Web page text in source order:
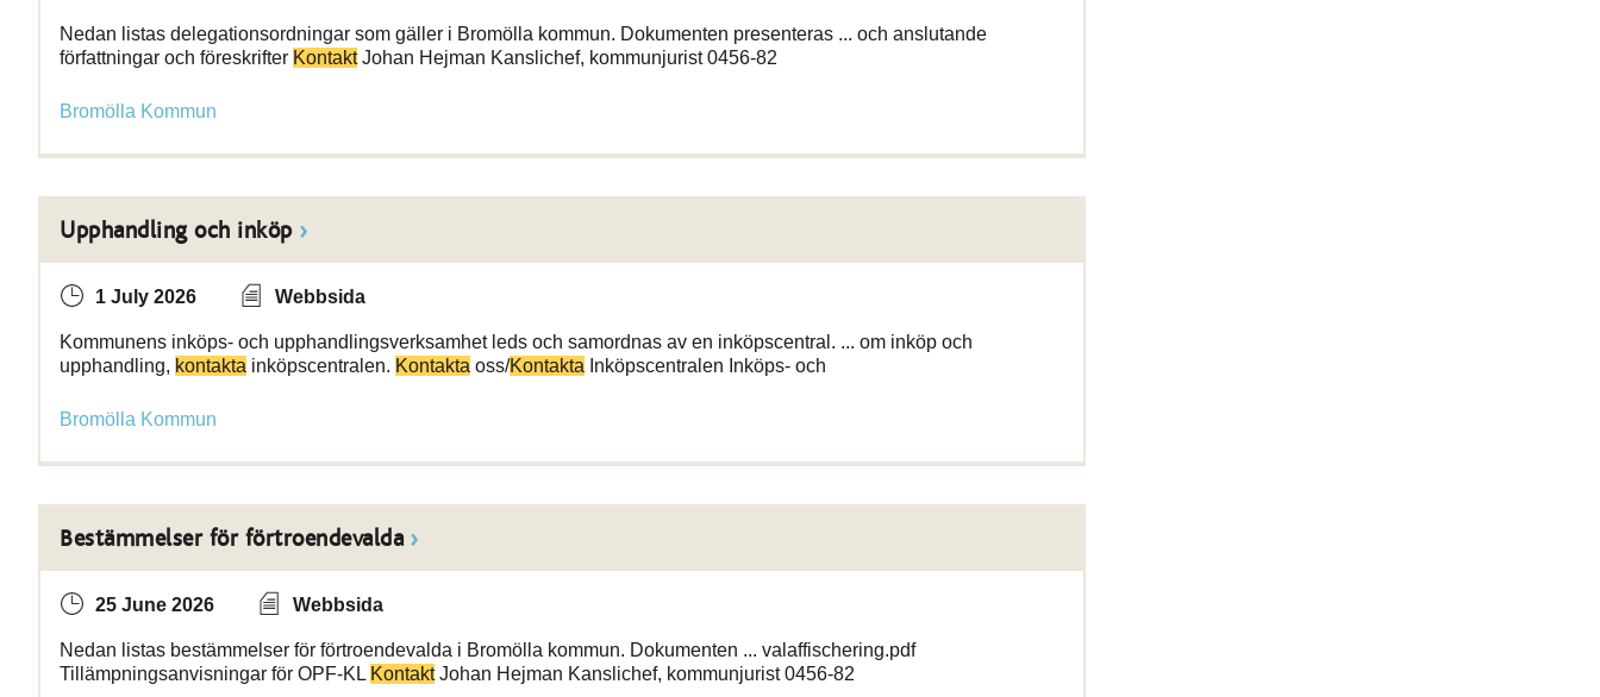
Nedan listas delegationsordningar som gäller i Bromölla kommun. Dokumenten presenteras ... och anslutande
författningar och föreskrifter KontaktJohan Hejman Kanslichef, kommunjurist 0456-82
Bromölla Kommun
Upphandling och inköp
1 July 2026 Webbsida
Kommunens inköps- och upphandlingsverksamhet leds och samordnas av en inköpscentral. ... om inköp och
upphandling, kontakta inköpscentralen. Kontakta oss/Kontakta Inköpscentralen Inköps- och
Bromölla Kommun
Bestämmelser för förtroendevalda
25 June 2026 Webbsida
Nedan listas bestämmelser för förtroendevalda i Bromölla kommun. Dokumenten ... valaffischering.pdf
Tillämpningsanvisningar för OPF-KL KontaktJohan Hejman Kanslichef, kommunjurist 0456-82